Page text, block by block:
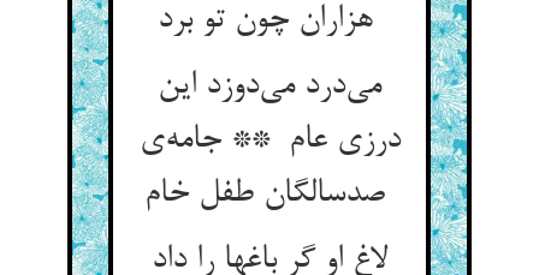
هزاران چون تو برد
می‌درد می‌دوزد این
درزی عام ** جامه‌ی
لاغ او گر باغها را داد